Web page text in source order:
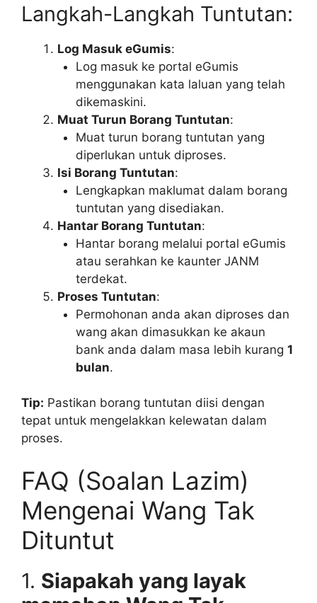
Langkah-Langkah Tuntutan:
Log Masuk eGumis:
Log masuk ke portal eGumis
menggunakan kata laluan yang telah
dikemaskini.
Muat Turun Borang Tuntutan:
Muat turun borang tuntutan yang
diperlukan untuk diproses.
Isi Borang Tuntutan:
Lengkapkan maklumat dalam borang
tuntutan yang disediakan.
Hantar Borang Tuntutan:
Hantar borang melalui portal eGumis
atau serahkan ke kaunter JANM
terdekat.
Proses Tuntutan:
Permohonan anda akan diproses dan
wang akan dimasukkan ke akaun
bank anda dalam masa lebih kurang 1
bulan.
Tip: Pastikan borang tuntutan diisi dengan
tepat untuk mengelakkan kelewatan dalam
proses.
FAQ (Soalan Lazim)
Mengenai Wang Tak
Dituntut
1. Siapakah yang layak